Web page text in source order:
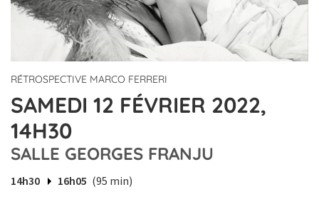
RÉTROSPECTIVE MARCO FERRERI
SAMEDI 12 FÉVRIER 2022,
14H30
SALLE GEORGES FRANJU
14h30 16h05 (95 min)